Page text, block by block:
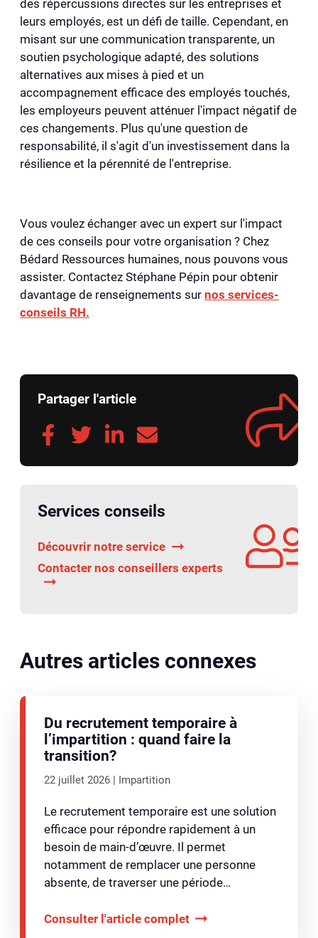
des répercussions directes sur les entreprises et
leurs employés, est un défi de taille. Cependant, en
misant sur une communication transparente, un
soutien psychologique adapté, des solutions
alternatives aux mises à pied et un
accompagnement efficace des employés touchés,
les employeurs peuvent atténuer l'impact négatif de
ces changements. Plus qu'une question de
responsabilité, il s'agit d'un investissement dans la
résilience et la pérennité de l'entreprise.
Vous voulez échanger avec un expert sur l'impact
de ces conseils pour votre organisation ? Chez
Bédard Ressources humaines, nous pouvons vous
assister. Contactez Stéphane Pépin pour obtenir
davantage de renseignements sur nos services-
conseils RH.
Partager l'article
Services conseils
Découvrir notre service
Contacter nos conseillers experts
Autres articles connexes
Du recrutement temporaire à
l’impartition : quand faire la
transition?
22 juillet 2026 Impartition
Le recrutement temporaire est une solution
efficace pour répondre rapidement à un
besoin de main-d’œuvre. Il permet
notamment de remplacer une personne
absente, de traverser une période…
Consulter l'article complet